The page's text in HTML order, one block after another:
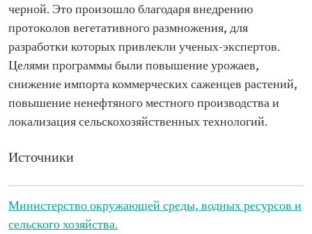
черной. Это произошло благодаря внедрению
протоколов вегетативного размножения, для
разработки которых привлекли ученых-экспертов.
Целями программы были повышение урожаев,
снижение импорта коммерческих саженцев растений,
повышение ненефтяного местного производства и
локализация сельскохозяйственных технологий.
Источники
Министерство окружающей среды, водных ресурсов и
сельского хозяйства.